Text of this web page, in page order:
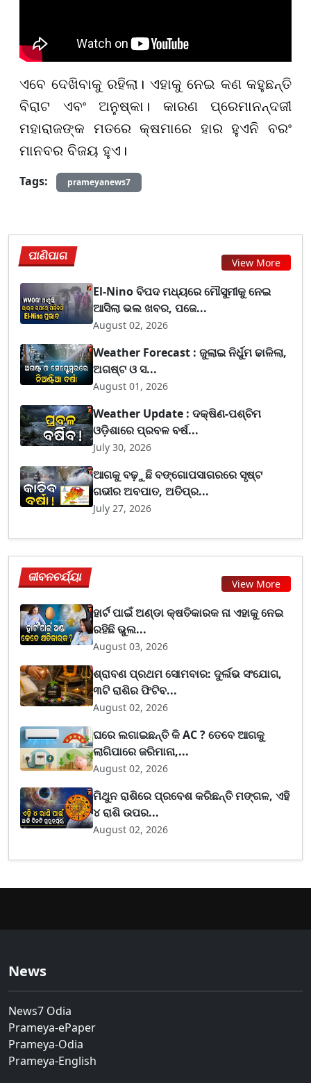
ଏବେ ଦେଖିବାକୁ ରହିଲା। ଏହାକୁ ନେଇ କଣ କହୁଛନ୍ତି
ବିରାଟ ଏବଂ ଅନୁଷ୍କା। କାରଣ ପ୍ରେମାନନ୍ଦଜୀ
ମହାରାଜଙ୍କ ମତରେ କ୍ଷମାରେ ହାର ହୁଏନି ବରଂ
ମାନବର ବିଜୟ ହୁଏ।
Tags:
prameyanews7
ପାଣିପାଗ View More
El-Nino ବିପଦ ମଧ୍ୟରେ ମୌସୁମୀକୁ ନେଇ
ଆସିଲା ଭଲ ଖବର, ପଜେ...
August 02, 2026
Weather Forecast : ଜୁଲାଇ ନିର୍ଧୁମ ଢାଳିଲା,
ଅଗଷ୍ଟ ଓ ସ...
August 01, 2026
Weather Update : ଦକ୍ଷିଣ-ପଶ୍ଚିମ
ଓଡ଼ିଶାରେ ପ୍ରବଳ ବର୍ଷ...
July 30, 2026
ଆଗକୁ ବଢ଼ୁଛି ବଙ୍ଗୋପସାଗରରେ ସୃଷ୍ଟ
ଗଭୀର ଅବପାତ, ଅତିପ୍ର...
July 27, 2026
ଜୀବନଚର୍ଯ୍ୟା View More
ହାର୍ଟ ପାଇଁ ଅଣ୍ଡା କ୍ଷତିକାରକ ନା ଏହାକୁ ନେଇ
ରହିଛି ଭୁଲ...
August 03, 2026
ଶ୍ରାବଣ ପ୍ରଥମ ସୋମବାର: ଦୁର୍ଲଭ ସଂଯୋଗ,
୩ଟି ରାଶିର ଫିଟିବ...
August 02, 2026
ଘରେ ଲଗାଇଛନ୍ତି କି AC ? ତେବେ ଆଗକୁ
ଲାଗିପାରେ ଜରିମାନା,...
August 02, 2026
ମିଥୁନ ରାଶିରେ ପ୍ରବେଶ କରିଛନ୍ତି ମଙ୍ଗଳ, ଏହି
୪ ରାଶି ଉପର...
August 02, 2026
News
News7 Odia
Prameya-ePaper
Prameya-Odia
Prameya-English